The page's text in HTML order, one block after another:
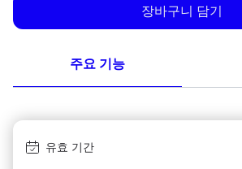
장바구니 담기
주요 기능
유효 기간